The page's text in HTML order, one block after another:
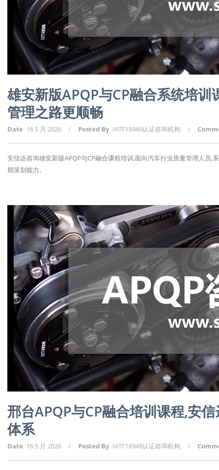
雄安新版APQP与CP融合系统培
管理之路更顺畅
Date 16 5 月 2026 / Posted By IATF16949认证咨询机构 /
安信达咨询雄安新版APQP与CP融合课程培训,面向汽车行业质量管理人员
期策划能力。
邢台APQP与CP融合培训课程,安
体系
Date 16 5 月 2026 / Posted By IATF16949认证咨询机构 /